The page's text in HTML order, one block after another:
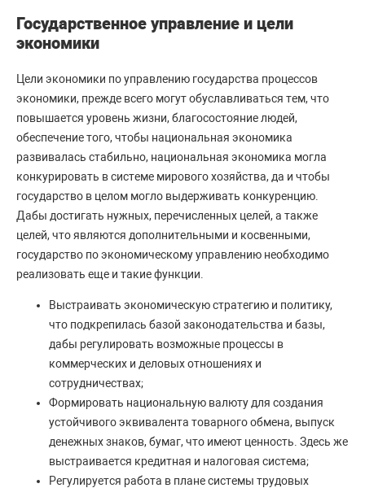
Государственное управление и цели
экономики
Цели экономики по управлению государства процессов
экономики, прежде всего могут обуславливаться тем, что
повышается уровень жизни, благосостояние людей,
обеспечение того, чтобы национальная экономика
развивалась стабильно, национальная экономика могла
конкурировать в системе мирового хозяйства, да и чтобы
государство в целом могло выдерживать конкуренцию.
Дабы достигать нужных, перечисленных целей, а также
целей, что являются дополнительными и косвенными,
государство по экономическому управлению необходимо
реализовать еще и такие функции.
Выстраивать экономическую стратегию и политику,
что подкрепилась базой законодательства и базы,
дабы регулировать возможные процессы в
коммерческих и деловых отношениях и
сотрудничествах;
Формировать национальную валюту для создания
устойчивого эквивалента товарного обмена, выпуск
денежных знаков, бумаг, что имеют ценность. Здесь же
выстраивается кредитная и налоговая система;
Регулируется работа в плане системы трудовых